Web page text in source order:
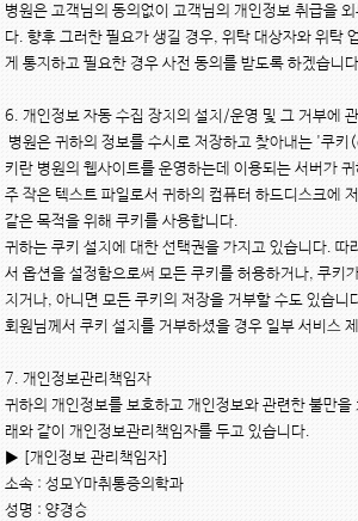
병원은 고객님의 동의없이 고객님의 개인정보 취급을
다. 향후 그러한 필요가 생길 경우, 위탁 대상자와 위탁
게 통지하고 필요한 경우 사전 동의를 받도록 하겠습니
6. 개인정보 자동 수집 장치의 설치/운영 및 그 거부에
키란 병원의 웹사이트를 운영하는데 이용되는 서버가
주 작은 텍스트 파일로서 귀하의 컴퓨터 하드디스크에
같은 목적을 위해 쿠키를 사용합니다.
귀하는 쿠키 설치에 대한 선택권을 가지고 있습니다. 따
서 옵션을 설정함으로써 모든 쿠키를 허용하거나, 쿠키
치거나, 아니면 모든 쿠키의 저장을 거부할 수도 있습니
회원님께서 쿠키 설치를 거부하셨을 경우 일부 서비스
7. 개인정보관리책임자
귀하의 개인정보를 보호하고 개인정보와 관련한 불만
래와 같이 개인정보관리책임자를 두고 있습니다.
▶ [개인정보 관리책임자]
소속 : 성모Y마취통증의학과
성명 : 양경승